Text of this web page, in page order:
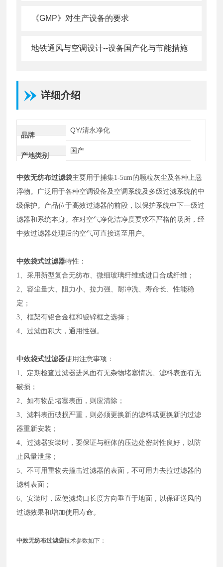
《GMP》对生产设备的要求
地铁通风与空调设计--设备国产化与节能措施
详细介绍
品牌
QY/清永净化
产地类别
国产
中效无纺布过滤袋主要用于捕集1-5um的颗粒灰尘及各种上悬
浮物。广泛用于各种空调设备及空调系统及多级过滤系统的中
级保护。产品位于高效过滤器的前段，以保护系统中下一级过
滤器和系统本身。在对空气净化洁净度要求不严格的场所，经
中效过滤器处理后的空气可直接送至用户。
中效袋式过滤器特性：
1、采用新型复合无纺布、微细玻璃纤维或进口合成纤维；
2、容尘量大、阻力小、拉力强、耐冲洗、寿命长、性能稳
定；
3、框架有铝合金框和镀锌框之选择；
4、过滤面积大，通用性强。
中效袋式过滤器使用注意事项：
1、定期检查过滤器进风面有无杂物堵塞情况、滤料表面有无
破损；
2、如有物品堵塞表面，则应清除；
3、滤料表面破损严重，则必须更换新的滤料或更换新的过滤
器重新安装；
4、过滤器安装时，要保证与框体的压边处密封性良好，以防
止风量泄露；
5、不可用重物去撞击过滤器的表面，不可用力去拉过滤器的
滤料表面；
6、安装时，应使滤袋口长度方向垂直于地面，以保证送风的
过滤效果和增加使用寿命。
中效无纺布过滤袋技术参数如下：